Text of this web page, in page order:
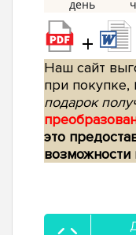
+
Наш сайт
при покупке,
подарок
это
возможности